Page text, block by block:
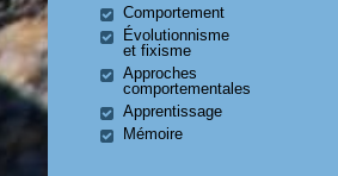
Comportement
Évolutionnisme
et fixisme
Approches
comportementales
Apprentissage
Mémoire